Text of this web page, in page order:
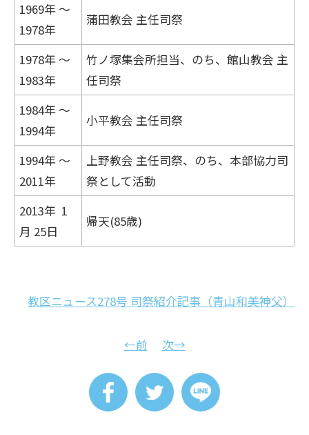
1969年 ～
1978年
蒲田教会 主任司祭
1978年 ～
1983年
竹ノ塚集会所担当、のち、館山教会 主
任司祭
1984年 ～
1994年
小平教会 主任司祭
1994年 ～
2011年
上野教会 主任司祭、のち、本部協力司
祭として活動
2013年 1
月 25日
帰天(85歳)
教区ニュース278号 司祭紹介記事（青山和美神父）
←前 次→